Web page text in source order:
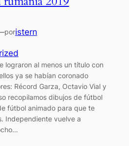
poristern
lograron al menos un título con
ya se habían coronado
Récord Garza, Octavio Vial y
recopilamos dibujos de fútbol
fútbol animado para que te
Independiente vuelve a